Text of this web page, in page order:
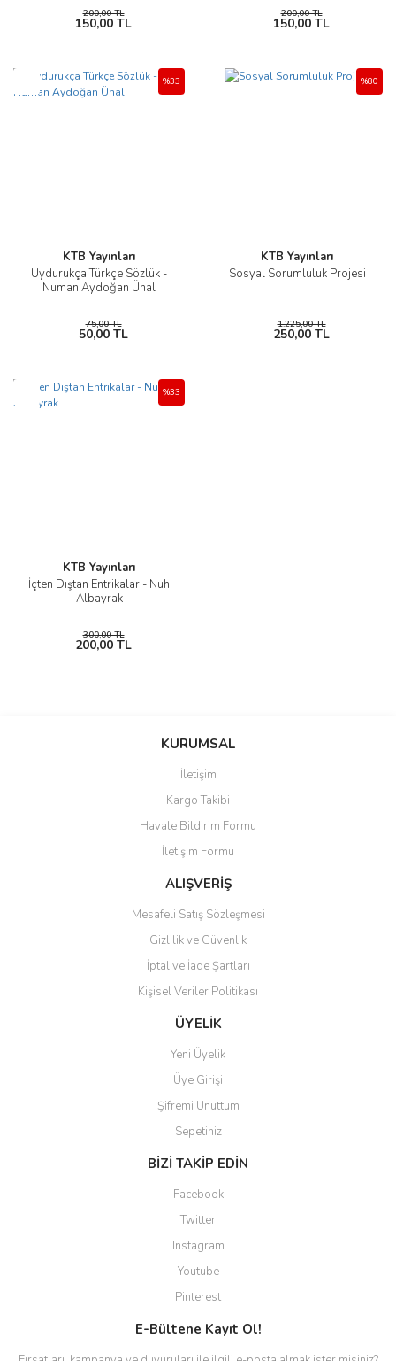
200,00 TL
150,00 TL
200,00 TL
150,00 TL
KTB Yayınları
Uydurukça Türkçe Sözlük -
Numan Aydoğan Ünal
%33
75,00 TL
50,00 TL
KTB Yayınları
Sosyal Sorumluluk Projesi
%80
1.225,00 TL
250,00 TL
KTB Yayınları
İçten Dıştan Entrikalar - Nuh
Albayrak
%33
300,00 TL
200,00 TL
KURUMSAL
İletişim
Kargo Takibi
Havale Bildirim Formu
İletişim Formu
ALIŞVERİŞ
Mesafeli Satış Sözleşmesi
Gizlilik ve Güvenlik
İptal ve İade Şartları
Kişisel Veriler Politikası
ÜYELİK
Yeni Üyelik
Üye Girişi
Şifremi Unuttum
Sepetiniz
BİZİ TAKİP EDİN
Facebook
Twitter
Instagram
Youtube
Pinterest
E-Bültene Kayıt Ol!